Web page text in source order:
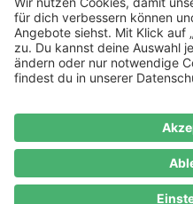
Zahlungsarten Versandinfos
Zufriedenheitsgarantie
Service
Service
AGB VERTRAG
Barrierefreiheit Lieferantenkodex
Samsung
Handyhüllen Handyketten
Cookie
* Preisangaben inkl. Mwst. und